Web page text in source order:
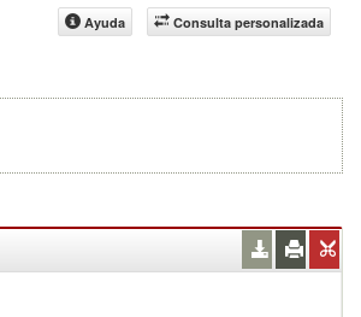
Consulta personalizada
Ayuda